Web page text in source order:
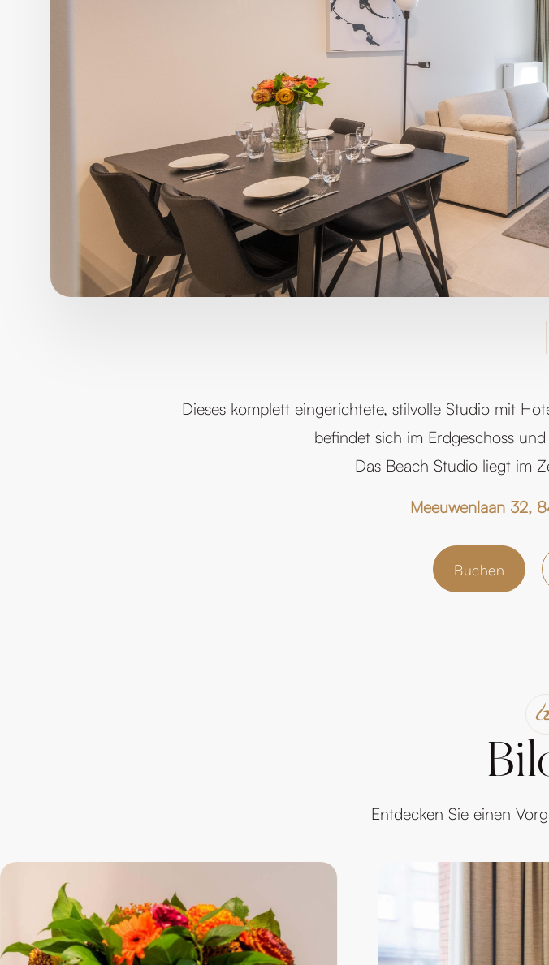
Dieses komplett eingerichtete, stilvolle Studio mit
befindet sich im Erdgeschoss
Das Beach Studio liegt im
Meeuwenlaan 32,
Buchen
Entdecken Sie einen